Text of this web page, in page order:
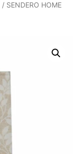
/ SENDERO HOME